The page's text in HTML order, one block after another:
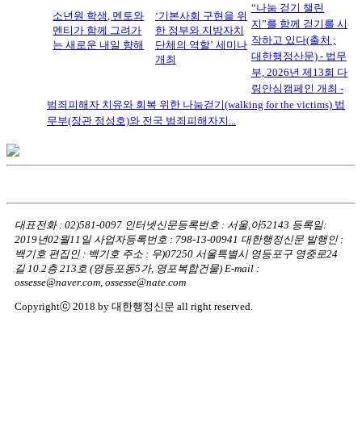
소년원 학생, 멘토와
멘티가 함께 그려가
는 새로운 내일 향해
‘기본사회 구현을 위
한 정부와 지방자치
단체의 역할’ 세미나
개최
“나눔 걷기 챌린
지”를 함께 걷기를 시
작하고 있다(출처 ;
대한행정산문) - 법무
부, 2026년 제13회 다
링안심캠페인 개최 -
범죄피해자 치유와 회복 위한 나눔걷기(walking for the victims) 법
무부(장관 정성호)와 전국 범죄피해자지...
대표전화 : 02)581-0097 인터넷신문등록번호 : 서울,아52143 등록일:
2019년02월11일 사업자등록번호 : 798-13-00941 대한행정신문 발행인 :
백기호 편집인 : 백기호 주소 : 우)07250 서울특별시 영등포구 영중로24
길 10.2층 213호 (영등포동5가, 영포복합건물) E-mail :
ossesse@naver.com, ossesse@nate.com
Copyrightⓒ 2018 by 대한행정신문 all right reserved.